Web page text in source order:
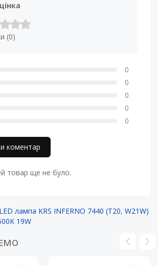
(0)
0
0
0
0
0
коментар
товар ще не було.
лампа KRS INFERNO 7440 (T20, W21W)
19W